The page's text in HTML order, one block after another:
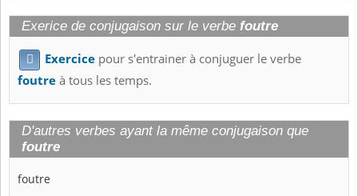
Exerice de conjugaison sur le verbe foutre
 Exercice pour s'entrainer à conjuguer le verbe
foutreà tous les temps.
D'autres verbes ayant la même conjugaison que
foutre
foutre